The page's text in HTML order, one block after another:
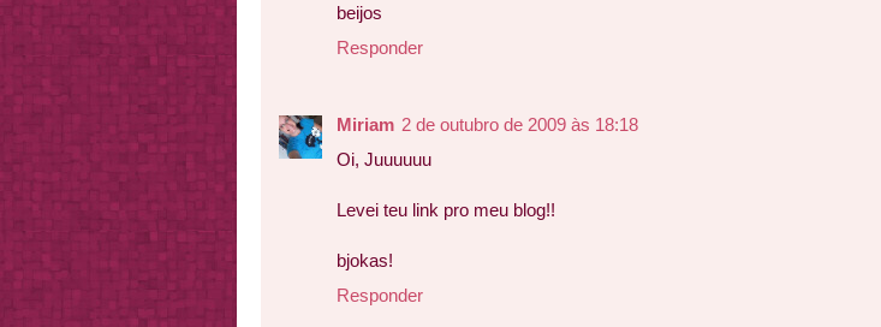
beijos
Responder
Miriam 2 de outubro de 2009 às 18:18
Oi, Juuuuuu
Levei teu link pro meu blog!!
bjokas!
Responder